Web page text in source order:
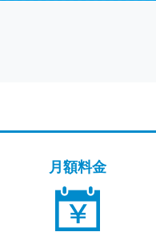
月額料金